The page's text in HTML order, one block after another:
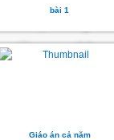
bài 1
Giáo án cả năm